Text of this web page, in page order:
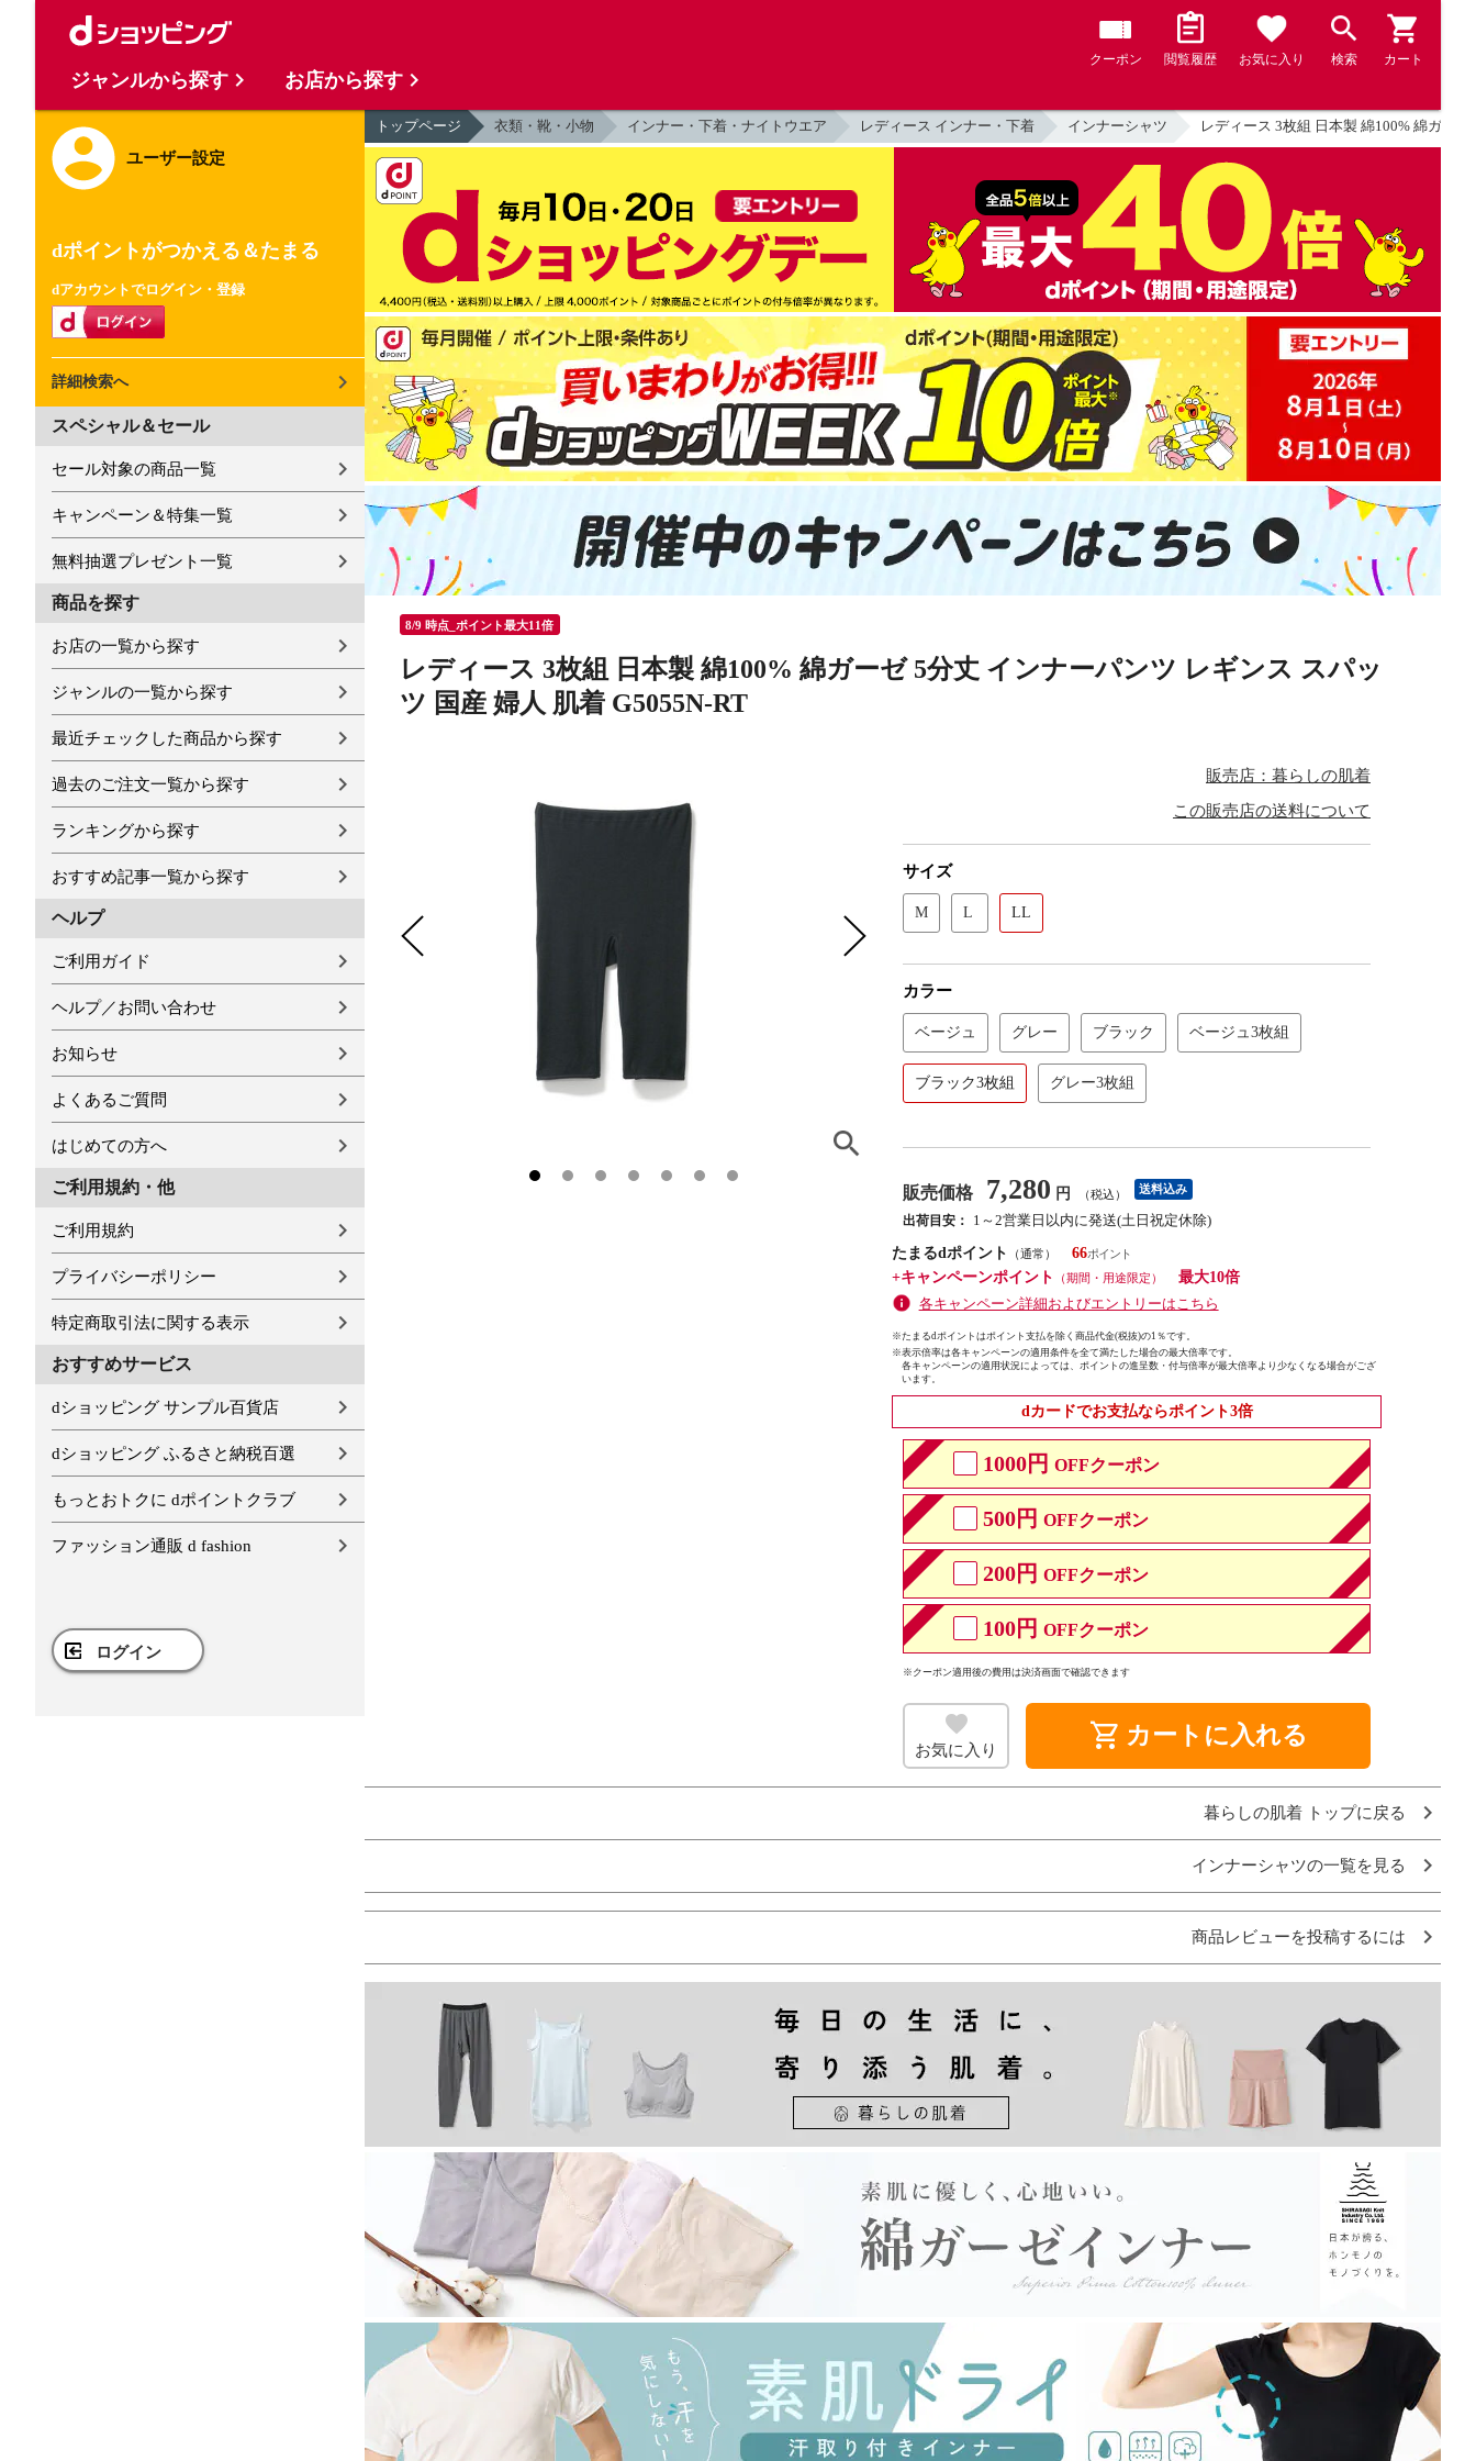
クーポン 閲覧履歴 お気に入り 検索 カート
ユーザー設定
dポイントがつかえる＆たまる
dアカウントでログイン・登録
詳細検索へ
スペシャル＆セール
セール対象の商品一覧
キャンペーン＆特集一覧
無料抽選プレゼント一覧
商品を探す
お店の一覧から探す
ジャンルの一覧から探す
最近チェックした商品から探す
過去のご注文一覧から探す
ランキングから探す
おすすめ記事一覧から探す
ヘルプ
ご利用ガイド
ヘルプ／お問い合わせ
お知らせ
よくあるご質問
はじめての方へ
ご利用規約・他
ご利用規約
プライバシーポリシー
特定商取引法に関する表示
おすすめサービス
dショッピング サンプル百貨店
dショッピング ふるさと納税百選
もっとおトクに dポイントクラブ
ファッション通販 d fashion
ログイン
トップページ 衣類・靴・小物 インナー・下着・ナイトウエア レディース インナー・下着 インナーシャツ レディース 3枚組 日本製 綿100% 綿ガー
8/9 時点_ポイント最大11倍
レディース 3枚組 日本製 綿100% 綿ガーゼ 5分丈 インナーパンツ レギンス スパッ
ツ 国産 婦人 肌着 G5055N-RT
販売店：暮らしの肌着
この販売店の送料について
サイズ
M L LL
カラー
ベージュ グレー ブラック ベージュ3枚組
ブラック3枚組 グレー3枚組
販売価格 7,280 円 （税込） 送料込み
出荷目安：
1～2営業日以内に発送(土日祝定休除)
たまるdポイント
（通常）
66
+キャンペーンポイント
（期間・用途限定）
最大10倍
各キャンペーン詳細およびエントリーはこちら
※たまるdポイントはポイント支払を除く商品代金(税抜)の1％です。
※表示倍率は各キャンペーンの適用条件を全て満たした場合の最大倍率です。
各キャンペーンの適用状況によっては、ポイントの進呈数・付与倍率が最大倍率より少なくなる場合がござ
います。
dカードでお支払ならポイント3倍
1000円 OFFクーポン
500円 OFFクーポン
200円 OFFクーポン
100円 OFFクーポン
※クーポン適用後の費用は決済画面で確認できます
お気に入り shopping_cart カートに入れる
暮らしの肌着 トップに戻る
インナーシャツの一覧を見る
商品レビューを投稿するには
ジャンルから探す お店から探す